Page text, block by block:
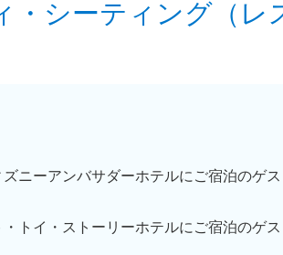
・シーティング（
ニーアンバサダーホテルにご宿泊のゲ
トイ・ストーリーホテルにご宿泊のゲス